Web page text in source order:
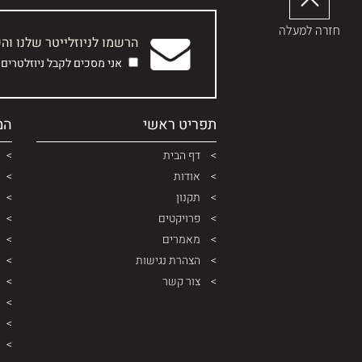
חזרה למעלה
הרשמו לניוזלייטר שלנו
אני מסכים לקבל ניוזלטרים
תפריט ראשי
דף הבית
אודות
תקנון
פרויקטים
מאמרים
הצהרת נגישות
צור קשר